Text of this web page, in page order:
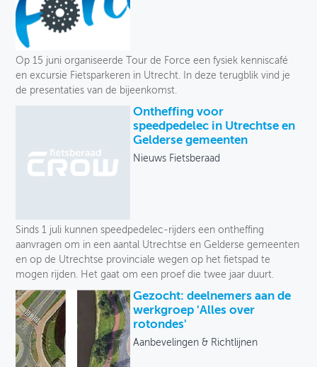
THEMASITES
MIJN PROFIEL
GEBRUIKER
Taal
Jaar
Op 15 juni organiseerde Tour de Force een fysiek kenniscafé
en excursie Fietsparkeren in Utrecht. In deze terugblik vind je
de presentaties van de bijeenkomst.
Ontheffing voor
speedpedelec in Utrechtse en
Gelderse gemeenten
Nieuws Fietsberaad
Sinds 1 juli kunnen speedpedelec-rijders een ontheffing
aanvragen om in een aantal Utrechtse en Gelderse gemeenten
en op de Utrechtse provinciale wegen op het fietspad te
mogen rijden. Het gaat om een proef die twee jaar duurt.
Gezocht: deelnemers aan de
werkgroep 'Alles over
rotondes'
Aanbevelingen & Richtlijnen